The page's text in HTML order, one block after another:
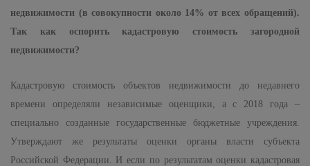
недвижимости (в совокупности около 14% от всех обращений).
Так как оспорить кадастровую стоимость загородной
недвижимости?
Кадастровую стоимость объектов недвижимости до недавнего
времени определяли независимые оценщики, а с 2018 года –
специально созданные государственные бюджетные учреждения.
Утверждают же результаты оценки органы власти субъекта
Российской Федерации. И если по результатам оценки кадастровая